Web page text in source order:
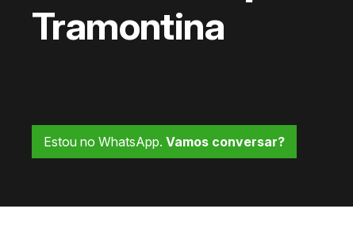
Tramontina
Estou no WhatsApp. Vamos conversar?